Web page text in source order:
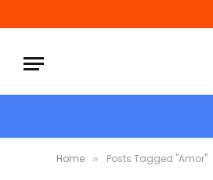
Home » Posts Tagged "Amor"